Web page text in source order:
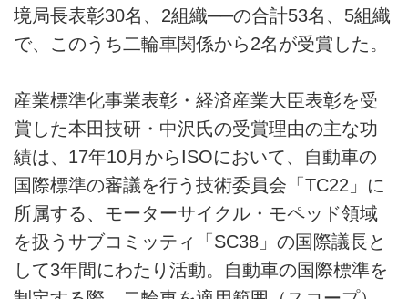
境局長表彰30名、2組織──の合計53名、5組織
で、このうち二輪車関係から2名が受賞した。
産業標準化事業表彰・経済産業大臣表彰を受
賞した本田技研・中沢氏の受賞理由の主な功
績は、17年10月からISOにおいて、自動車の
国際標準の審議を行う技術委員会「TC22」に
所属する、モーターサイクル・モペッド領域
を扱うサブコミッティ「SC38」の国際議長と
して3年間にわたり活動。自動車の国際標準を